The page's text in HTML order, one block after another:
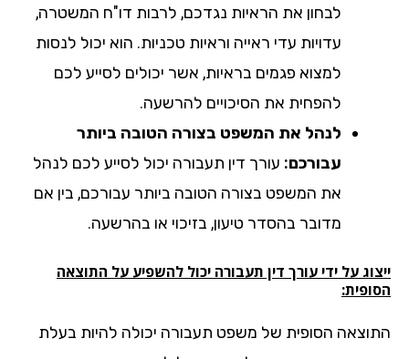
לבחון את הראיות נגדכם, לרבות דו"ח המשטרה,
עדויות עדי ראייה וראיות טכניות. הוא יכול לנסות
למצוא פגמים בראיות, אשר יכולים לסייע לכם
להפחית את הסיכויים להרשעה.
לנהל את המשפט בצורה הטובה ביותר
עבורכם:עורך דין תעבורה יכול לסייע לכם לנהל
את המשפט בצורה הטובה ביותר עבורכם, בין אם
מדובר בהסדר טיעון, בזיכוי או בהרשעה.
על ידי עורך דין תעבורה יכול להשפיע על התוצאה
הסופית של משפט תעבורה יכולה להיות בעלת